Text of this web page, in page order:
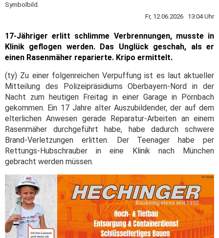
Symbolbild.
Fr, 12.06.2026 13:04 Uhr
17-Jähriger erlitt schlimme Verbrennungen, musste in
Klinik geflogen werden. Das Unglück geschah, als er
einen Rasenmäher reparierte. Kripo ermittelt.
(ty) Zu einer folgenreichen Verpuffung ist es laut aktueller
Mitteilung des Polizeipräsidiums Oberbayern-Nord in der
Nacht zum heutigen Freitag in einer Garage in Pörnbach
gekommen. Ein 17 Jahre alter Auszubildender, der auf dem
elterlichen Anwesen gerade Reparatur-Arbeiten an einem
Rasenmäher durchgeführt habe, habe dadurch schwere
Brand-Verletzungen erlitten. Der Teenager habe per
Rettungs-Hubschrauber in eine Klinik nach München
gebracht werden müssen.